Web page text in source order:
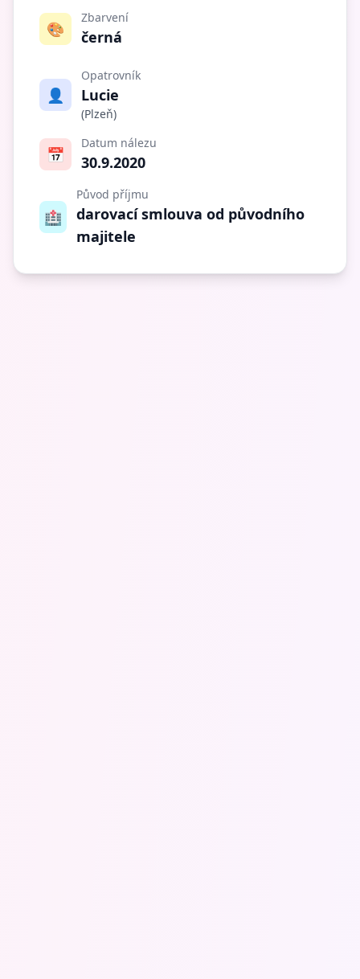
🎨
Zbarvení
černá
👤
Opatrovník
Lucie
(Plzeň)
📅
Datum nálezu
30.9.2020
🏥
Původ příjmu
darovací smlouva od původního
majitele